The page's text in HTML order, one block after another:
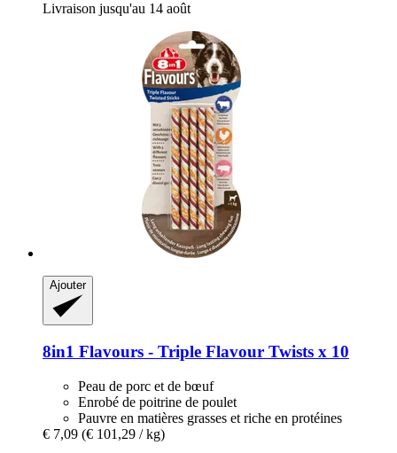
Livraison jusqu'au 14 août
Ajouter
8in1 Flavours -​ Triple Flavour Twists x 10
Peau de porc et de bœuf
Enrobé de poitrine de poulet
Pauvre en matières grasses et riche en protéines
€ 7,09 (€ 101,29 / kg)